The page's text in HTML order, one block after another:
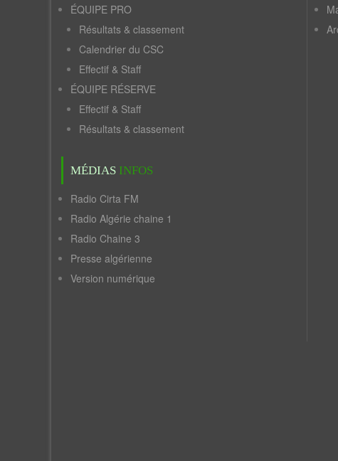
ÉQUIPE PRO
Résultats & classement
Calendrier du CSC
Effectif & Staff
ÉQUIPE RÉSERVE
Effectif & Staff
Résultats & classement
MÉDIAS INFOS
Radio Cirta FM
Radio Algérie chaine 1
Radio Chaine 3
Presse algérienne
Version numérique